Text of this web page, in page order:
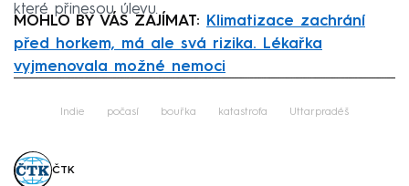
které přinesou úlevu.
MOHLO BY VÁS ZAJÍMAT:
Klimatizace zachrání
před horkem, má ale svá rizika. Lékařka
vyjmenovala možné nemoci
Indie počasí bouřka katastrofa Uttarpradéš
ČTK